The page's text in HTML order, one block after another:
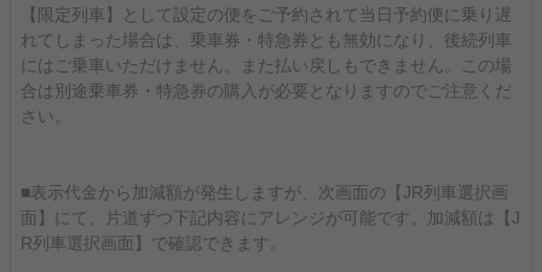
【限定列車】として設定の便をご予約されて当日予約便に乗り遅
れてしまった場合は、乗車券・特急券とも無効になり、後続列車
にはご乗車いただけません。また払い戻しもできません。この場
合は別途乗車券・特急券の購入が必要となりますのでご注意くだ
さい。
■表示代金から加減額が発生しますが、次画面の【JR列車選択画
面】にて、片道ずつ下記内容にアレンジが可能です。加減額は【J
R列車選択画面】で確認できます。